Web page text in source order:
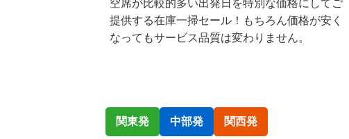
空席が比較的多い出発日を特別な価格にしてご
提供する在庫一掃セール！もちろん価格が安く
なってもサービス品質は変わりません。
関東発 中部発 関西発